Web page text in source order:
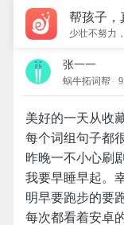
帮孩子，
少壮不努力
张一一
蜗牛拓词帮
美好的一天从收
每个词组句子都
昨晚一不小心刷
我要早睡早起。
明早要跑步的要
每次都看着安卓